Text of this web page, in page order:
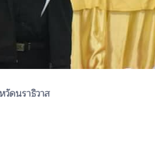
ดนราธิวาส